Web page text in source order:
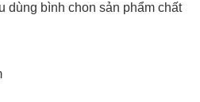
dùng bình chon sản phẩm chất